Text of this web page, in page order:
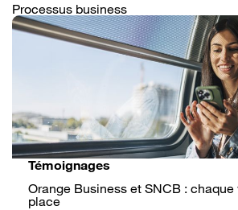
Processus business
Témoignages
Orange Business et SNCB : chaque
place